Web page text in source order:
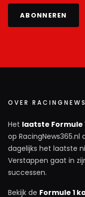
ABONNEREN
OVER
Het laatste Formule
op RacingNews365.nl
dagelijks het laatste
Verstappen gaat in
successen.
Bekijk de Formule 1